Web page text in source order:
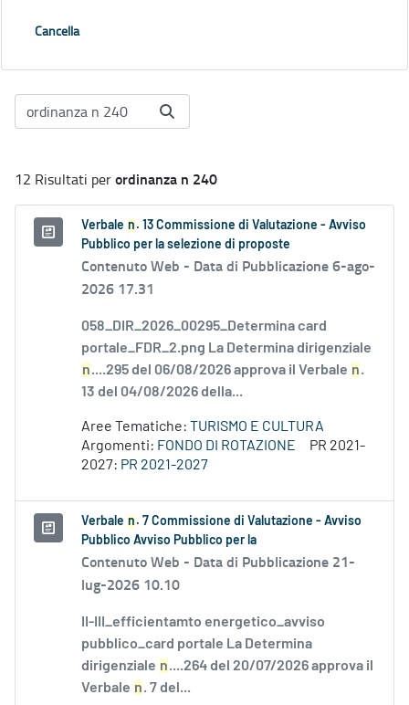
Cancella
12 Risultati perordinanza n 240
Verbale n . 13 Commissione di Valutazione - Avviso
Pubblico per la selezione di proposte
Contenuto Web - Data di Pubblicazione 6-ago-
2026 17.31
058_DIR_2026_00295_Determina card
portale_FDR_2.png La Determina dirigenziale
n....295 del 06/08/2026 approva il Verbale n.
13 del 04/08/2026 della...
Aree Tematiche: TURISMO E CULTURA
Argomenti: FONDO DI ROTAZIONE
PR 2021-
2027: PR 2021-2027
Verbale n . 7 Commissione di Valutazione - Avviso
Pubblico Avviso Pubblico per la
Contenuto Web - Data di Pubblicazione 21-
lug-2026 10.10
II-III_efficientamto energetico_avviso
pubblico_card portale La Determina
dirigenziale n....264 del 20/07/2026 approva il
Verbale n. 7 del...